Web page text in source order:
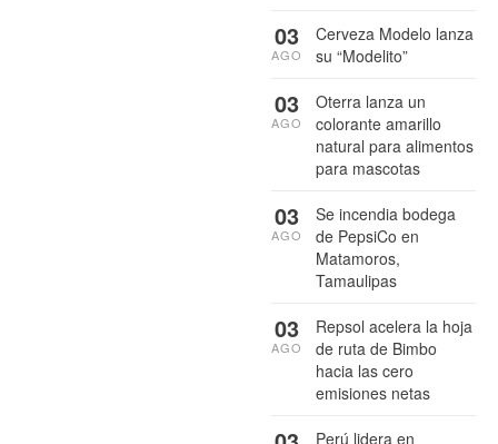
Cerveza Modelo lanza
su “Modelito”
03
AGO
Oterra lanza un
colorante amarillo
natural para alimentos
para mascotas
03
AGO
Se incendia bodega
de PepsiCo en
Matamoros,
Tamaulipas
03
AGO
Repsol acelera la hoja
de ruta de Bimbo
hacia las cero
emisiones netas
03
AGO
Perú lidera en